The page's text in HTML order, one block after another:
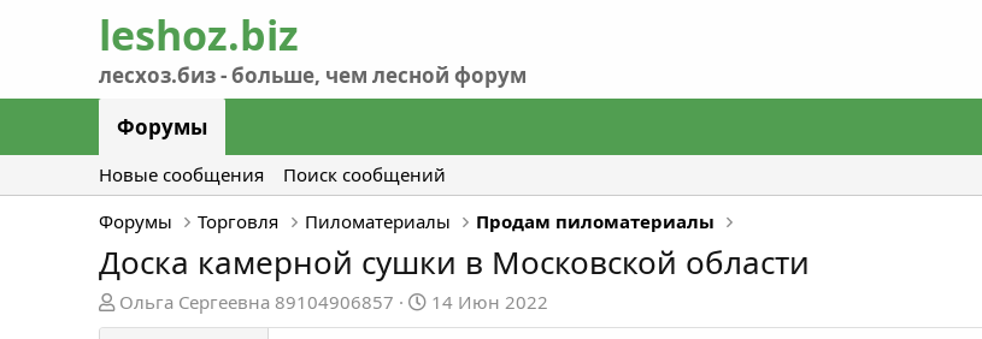
Форумы
Новые сообщения
Поиск сообщений
Форумы
Торговля Пиломатериалы Продам пиломатериалы
Доска камерной сушки в Московской области
А
в
Ольга Сергеевна 89104906857
Д
а
14 Июн 2022